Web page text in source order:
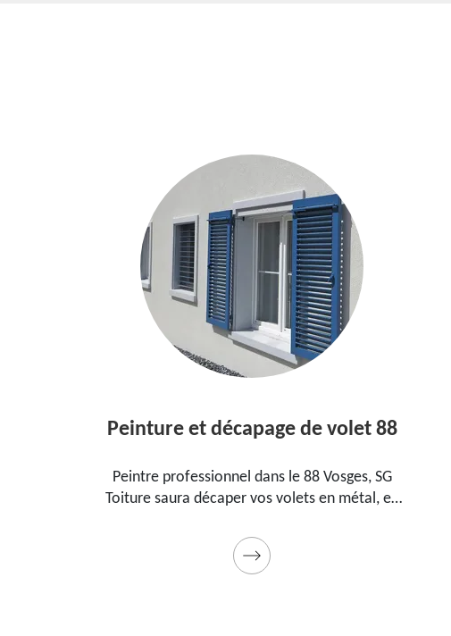
Peinture et décapage de volet 88
Peintre professionnel dans le 88 Vosges, SG
Toiture saura décaper vos volets en métal, en
Utilise des produits et des peintures de qualité.
Devis détaillé offert